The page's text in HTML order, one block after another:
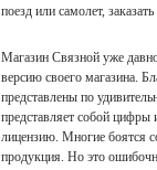
поезд или самолет,
Магазин Связной уже
версию своего магазина.
представлены по
представляет собой
лицензию. Многие боятся
продукция. Но это